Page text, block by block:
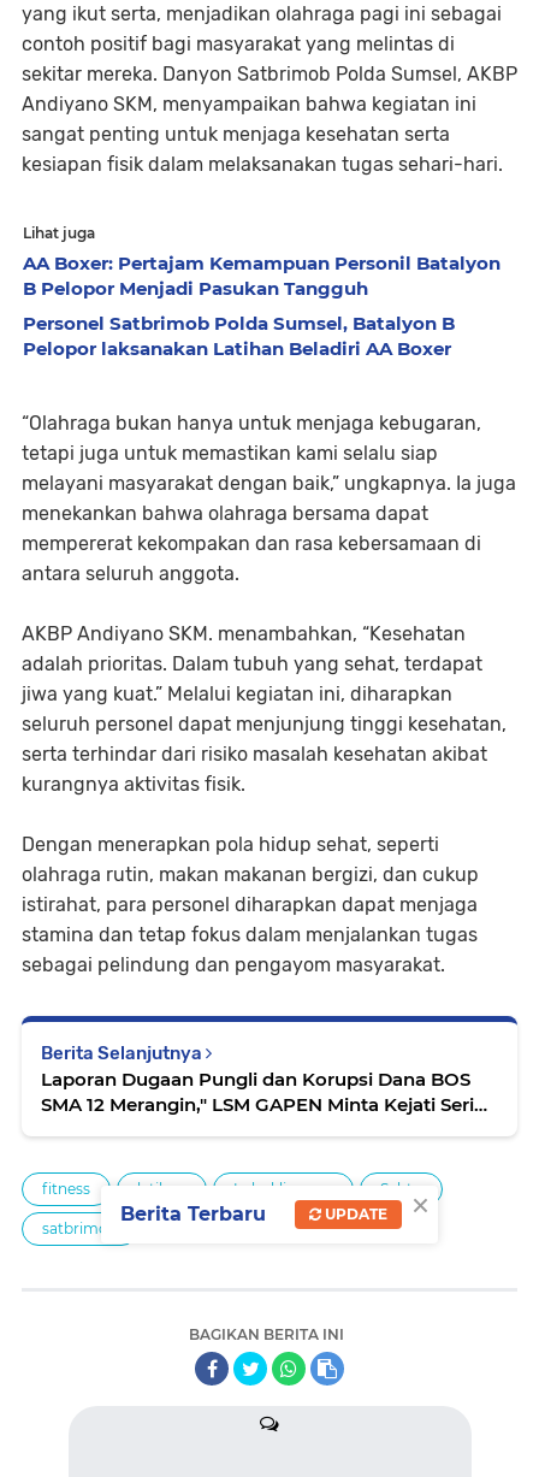
yang ikut serta, menjadikan olahraga pagi ini sebagai
contoh positif bagi masyarakat yang melintas di
sekitar mereka. Danyon Satbrimob Polda Sumsel, AKBP
Andiyano SKM, menyampaikan bahwa kegiatan ini
sangat penting untuk menjaga kesehatan serta
kesiapan fisik dalam melaksanakan tugas sehari-hari.
Lihat juga
AA Boxer: Pertajam Kemampuan Personil Batalyon
B Pelopor Menjadi Pasukan Tangguh
Personel Satbrimob Polda Sumsel, Batalyon B
Pelopor laksanakan Latihan Beladiri AA Boxer
“Olahraga bukan hanya untuk menjaga kebugaran,
tetapi juga untuk memastikan kami selalu siap
melayani masyarakat dengan baik,” ungkapnya. Ia juga
menekankan bahwa olahraga bersama dapat
mempererat kekompakan dan rasa kebersamaan di
antara seluruh anggota.
AKBP Andiyano SKM. menambahkan, “Kesehatan
adalah prioritas. Dalam tubuh yang sehat, terdapat
jiwa yang kuat.” Melalui kegiatan ini, diharapkan
seluruh personel dapat menjunjung tinggi kesehatan,
serta terhindar dari risiko masalah kesehatan akibat
kurangnya aktivitas fisik.
Dengan menerapkan pola hidup sehat, seperti
olahraga rutin, makan makanan bergizi, dan cukup
istirahat, para personel diharapkan dapat menjaga
stamina dan tetap fokus dalam menjalankan tugas
sebagai pelindung dan pengayom masyarakat.
Berita Selanjutnya
Laporan Dugaan Pungli dan Korupsi Dana BOS
SMA 12 Merangin," LSM GAPEN Minta Kejati Serius
fitness latihan Lubuklinggau Sabtu
satbrimob
BAGIKAN BERITA INI
×
Berita Terbaru UPDATE